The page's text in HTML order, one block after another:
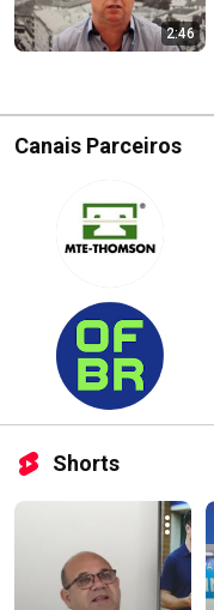
2:46
Canais Parceiros
Shorts